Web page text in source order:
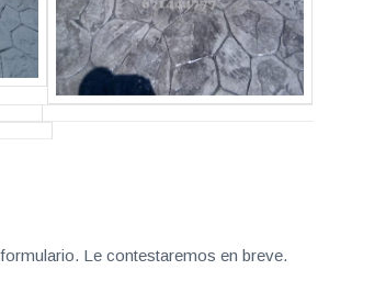
Le contestaremos en breve.